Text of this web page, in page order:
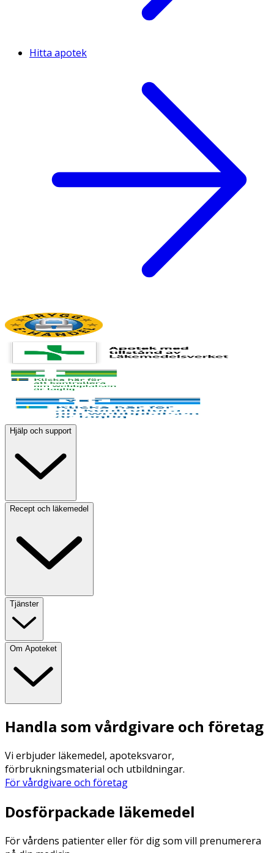
Hitta apotek
Hjälp och support
Recept och läkemedel
Tjänster
Om Apoteket
Handla som vårdgivare och företag
Vi erbjuder läkemedel, apoteksvaror,
förbrukningsmaterial och utbildningar.
För vårdgivare och företag
Dosförpackade läkemedel
För vårdens patienter eller för dig som vill prenumerera